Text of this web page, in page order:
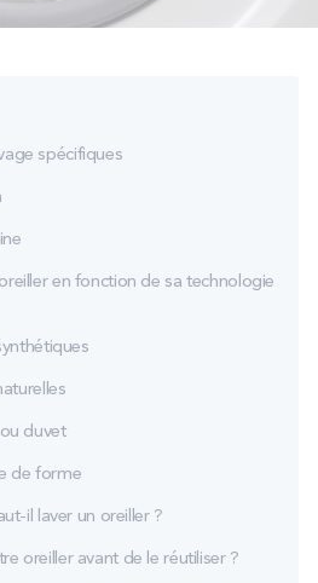
Storelocator
ContactMon compte
spécifiques
en fonction de sa technologie
duvet
de forme
il laver un oreiller ?
oreiller avant de le réutiliser ?